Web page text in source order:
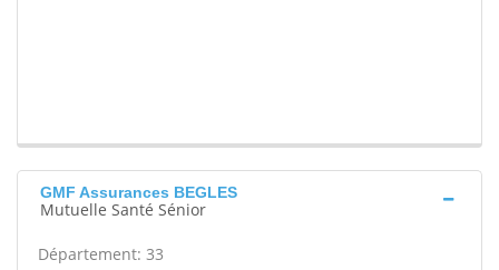
GMF Assurances BEGLES
Mutuelle Santé Sénior
Département: 33